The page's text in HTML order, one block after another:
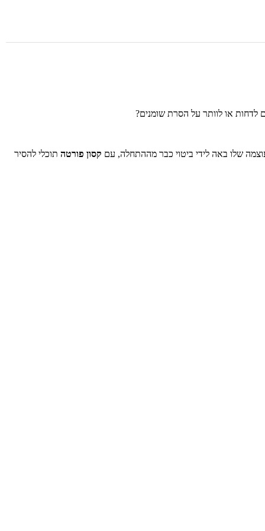
או לוותר על הסרת שומנים?
שלו באה לידי ביטוי כבר מההתחלה, עם קסון פורטה תוכלי להסיר